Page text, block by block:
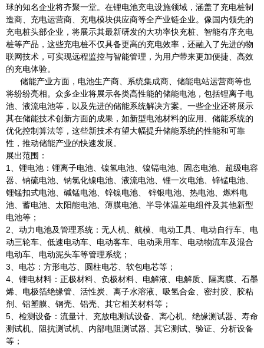
球的知名企业将齐聚一堂。在锂电池充电设施领域，涵盖了充电桩制
造商、充电运营商、充电模块供应商等全产业链企业。像国内领先的
充电桩头部企业，将展示其最新研发的大功率快充桩、智能有序充电
桩等产品，这些充电桩不仅具备更高的充电效率，还融入了先进的物
联网技术，可实现远程监控与智能管理，为用户带来更加便捷、高效
的充电体验。
储能产业方面，电池生产商、系统集成商、储能电站运营商等也
将纷纷亮相。众多企业将展示各类高性能的储能电池，包括锂离子电
池、液流电池等，以及先进的储能系统解决方案。一些企业还将展示
其在储能技术创新方面的成果，如新型电池材料的应用、储能系统的
优化控制算法等，这些新技术有望大幅提升储能系统的性能和可靠
性，推动储能产业的快速发展。
展出范围：
1、锂电池：锂离子电池、镍氢电池、镍镉电池、固态电池、超级电容
器、钠硫电池、钠氯化镍电池、液流电池、锂一次电池、锌锰电池、
锂锰扣式电池、碱锰电池、锌镍电池、 锌银电池、热电池、燃料电
池、蓄电池、太阳能电池、薄膜电池、半导体温差电组件及其他新型
电池等；
2、动力电池及管理系统：无人机、航模、电动工具、电动自行车、电
动三轮车、低速电动车、电动客车、电动乘用车、电动物流车及混合
电动车、电动泥头车等管理系统；
3、电芯：方形电芯、圆柱电芯、软包电芯等；
4、锂电材料：正极材料、负极材料、电解液、电解质、隔离膜、石墨
烯、电极箔绝缘管、活性炭、离子水溶液、吸氢合金、密封胶、胶粘
剂、铝塑膜、钢壳、铝壳、其它相关材料等；
5、检测设备：流量计、充放电测试设备、离心机、绝缘测试器、寿命
测试机、阻抗测试机、内部电阻测试器、其它测试、验证、分析设备
等；